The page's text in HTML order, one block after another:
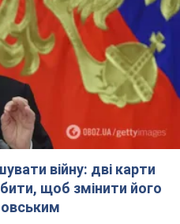
війну: дві карти
щоб змінити його